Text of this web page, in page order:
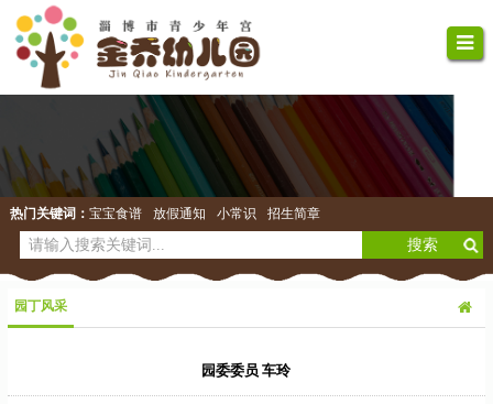
热门关键词： 宝宝食谱 放假通知 小常识 招生简章
园丁风采
园委委员 车玲